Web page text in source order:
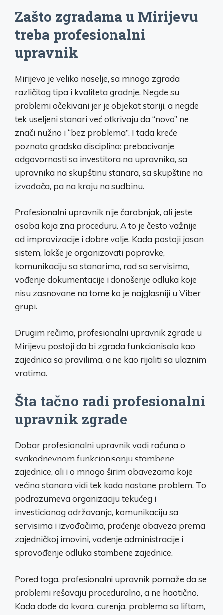
Zašto zgradama u Mirijevu
treba profesionalni
upravnik
Mirijevo je veliko naselje, sa mnogo zgrada
različitog tipa i kvaliteta gradnje. Negde su
problemi očekivani jer je objekat stariji, a negde
tek useljeni stanari već otkrivaju da “novo” ne
znači nužno i “bez problema”. I tada kreće
poznata gradska disciplina: prebacivanje
odgovornosti sa investitora na upravnika, sa
upravnika na skupštinu stanara, sa skupštine na
izvođača, pa na kraju na sudbinu.
Profesionalni upravnik nije čarobnjak, ali jeste
osoba koja zna proceduru. A to je često važnije
od improvizacije i dobre volje. Kada postoji jasan
sistem, lakše je organizovati popravke,
komunikaciju sa stanarima, rad sa servisima,
vođenje dokumentacije i donošenje odluka koje
nisu zasnovane na tome ko je najglasniji u Viber
grupi.
Drugim rečima, profesionalni upravnik zgrade u
Mirijevu postoji da bi zgrada funkcionisala kao
zajednica sa pravilima, a ne kao rijaliti sa ulaznim
vratima.
Šta tačno radi profesionalni
upravnik zgrade
Dobar profesionalni upravnik vodi računa o
svakodnevnom funkcionisanju stambene
zajednice, ali i o mnogo širim obavezama koje
većina stanara vidi tek kada nastane problem. To
podrazumeva organizaciju tekućeg i
investicionog održavanja, komunikaciju sa
servisima i izvođačima, praćenje obaveza prema
zajedničkoj imovini, vođenje administracije i
sprovođenje odluka stambene zajednice.
Pored toga, profesionalni upravnik pomaže da se
problemi rešavaju proceduralno, a ne haotično.
Kada dođe do kvara, curenja, problema sa liftom,